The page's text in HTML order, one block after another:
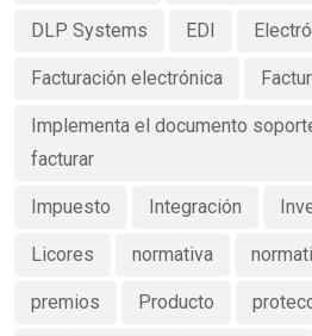
DLP Systems EDI
Facturación electrónica
Implementa el documento
facturar
Impuesto Integración
Licores normativa
premios Producto